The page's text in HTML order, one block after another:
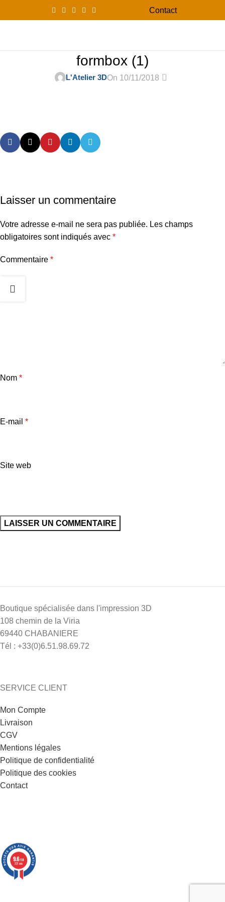
Contact
formbox (1)
L'Atelier 3DOn 10/11/2018 0
Laisser un commentaire
Votre adresse e-mail ne sera pas publiée. Les champs
obligatoires sont indiqués avec *
Commentaire *
Nom *
E-mail *
Site web
Boutique spécialisée dans l'impression 3D
108 chemin de la Viria
69440 CHABANIERE
Tél : +33(0)6.51.98.69.72
SERVICE CLIENT
Mon Compte
Livraison
CGV
Mentions légales
Politique de confidentialité
Politique des cookies
Contact
9.6/10
221 avis